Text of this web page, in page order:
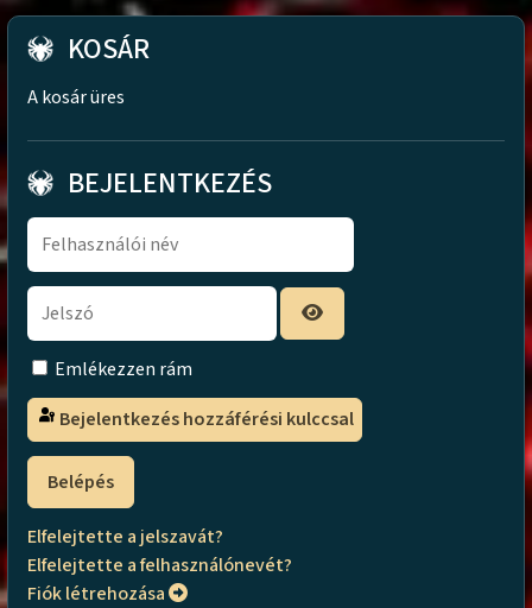
KOSÁR
A kosár üres
BEJELENTKEZÉS
Emlékezzen rám
Bejelentkezés hozzáférési kulccsal
Belépés
Elfelejtette a jelszavát?
Elfelejtette a felhasználónevét?
Fiók létrehozása